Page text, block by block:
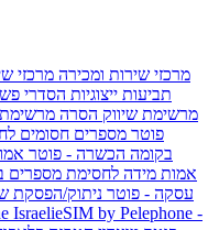
מרכזי שירות ומכירה מרכזי
תביעות ייצוגיות הסדרי
מרשימת שיווק הסרה מרשימת
פוטר מספרים חסומים
בקומה הכשרה - פוטר
אמות מידה לחסימת מספרים
עסקה - פוטר ניתוק/הפסקת
IsraelieSIM by Pelephone -